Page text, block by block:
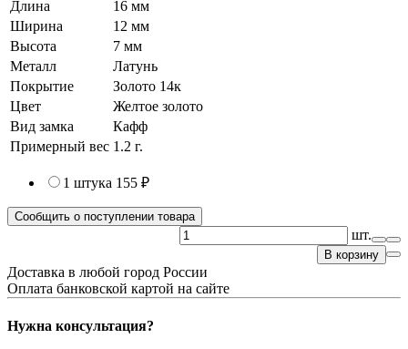
Длина
16 мм
Ширина
12 мм
Высота
7 мм
Металл
Латунь
Покрытие
Золото 14к
Цвет
Желтое золото
Вид замка
Кафф
Примерный вес 1.2 г.
1 штука 155 ₽
Сообщить о поступлении товара
шт.
В корзину
Доставка в любой город России
Оплата банковской картой на сайте
Нужна консультация?